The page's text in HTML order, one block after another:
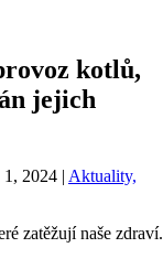
kotlů,
jejich
2024 | Aktuality,